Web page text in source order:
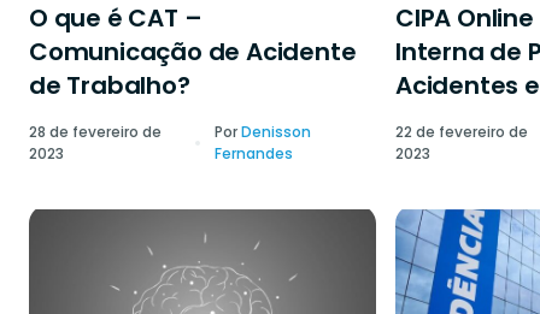
O que é CAT –
Comunicação de Acidente
de Trabalho?
28 de fevereiro de
2023
PorDenisson
Fernandes
CIPA
Interna de
Acidentes
22 de fevereiro de
2023